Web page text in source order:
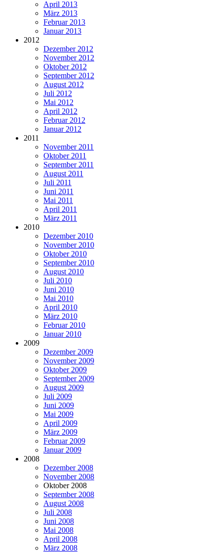
April 2013
März 2013
Februar 2013
Januar 2013
2012
Dezember 2012
November 2012
Oktober 2012
September 2012
August 2012
Juli 2012
Mai 2012
April 2012
Februar 2012
Januar 2012
2011
November 2011
Oktober 2011
September 2011
August 2011
Juli 2011
Juni 2011
Mai 2011
April 2011
März 2011
2010
Dezember 2010
November 2010
Oktober 2010
September 2010
August 2010
Juli 2010
Juni 2010
Mai 2010
April 2010
März 2010
Februar 2010
Januar 2010
2009
Dezember 2009
November 2009
Oktober 2009
September 2009
August 2009
Juli 2009
Juni 2009
Mai 2009
April 2009
März 2009
Februar 2009
Januar 2009
2008
Dezember 2008
November 2008
Oktober 2008
September 2008
August 2008
Juli 2008
Juni 2008
Mai 2008
April 2008
März 2008